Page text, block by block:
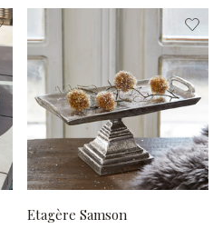
Etagère Samson